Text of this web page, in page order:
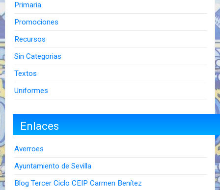
Primaria
Promociones
Recursos
Sin Categorias
Textos
Uniformes
Enlaces
Averroes
Ayuntamiento de Sevilla
Blog Tercer Ciclo CEIP Carmen Benítez